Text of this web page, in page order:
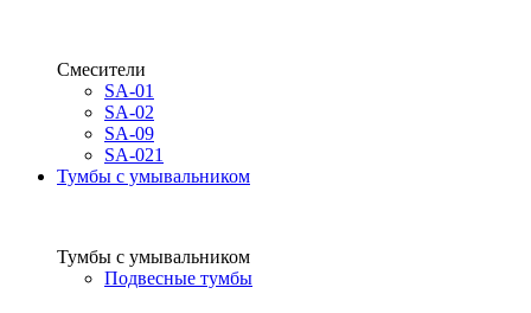
Смесители
SA-01
SA-02
SA-09
SA-021
Тумбы с умывальником
Тумбы с умывальником
Подвесные тумбы